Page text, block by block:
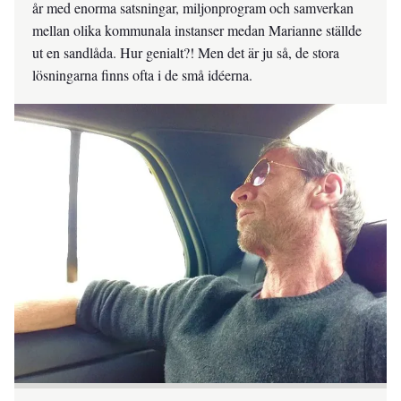
år med enorma satsningar, miljonprogram och samverkan
mellan olika kommunala instanser medan Marianne ställde
ut en sandlåda. Hur genialt?! Men det är ju så, de stora
lösningarna finns ofta i de små idéerna.